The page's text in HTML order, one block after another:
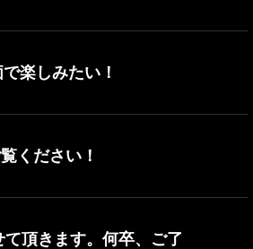
楽しみたい！
ください！
頂きます。何卒、ご了